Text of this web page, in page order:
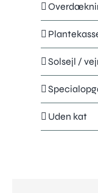
Solsejl /
Uden kat